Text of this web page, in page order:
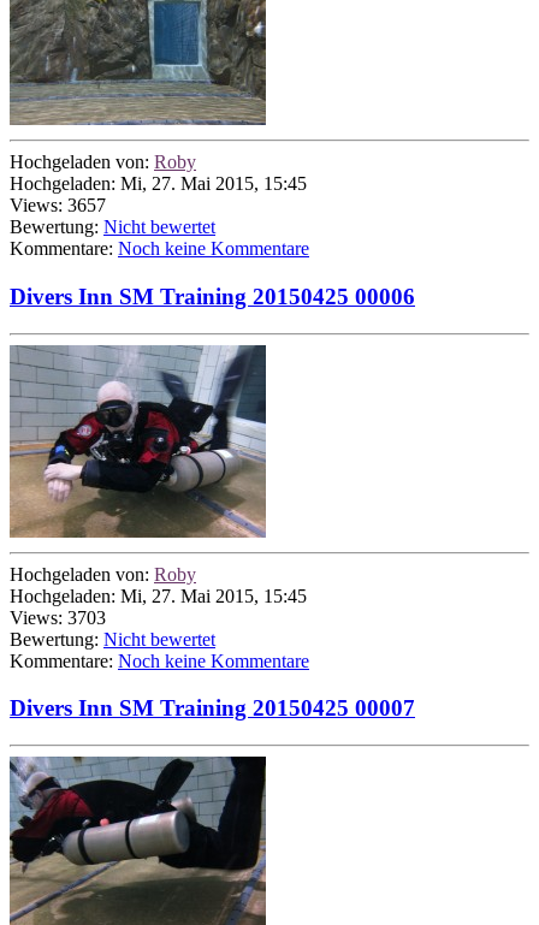
Hochgeladen von: Roby
Hochgeladen: Mi, 27. Mai 2015, 15:45
Views: 3657
Bewertung: Nicht bewertet
Kommentare: Noch keine Kommentare
Divers Inn SM Training 20150425 00006
Hochgeladen von: Roby
Hochgeladen: Mi, 27. Mai 2015, 15:45
Views: 3703
Bewertung: Nicht bewertet
Kommentare: Noch keine Kommentare
Divers Inn SM Training 20150425 00007